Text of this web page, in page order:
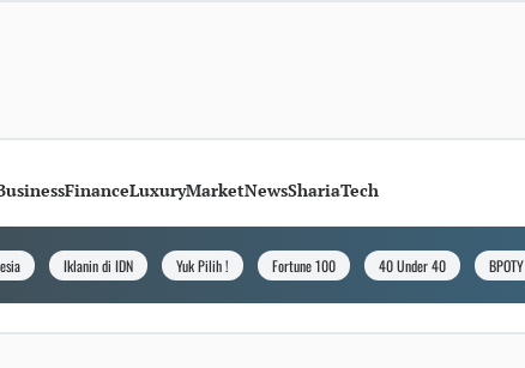
FinanceLuxuryMarketNewsShariaTech
Iklanin di IDN Yuk Pilih ! Fortune 100 40 Under 40 BPOTY